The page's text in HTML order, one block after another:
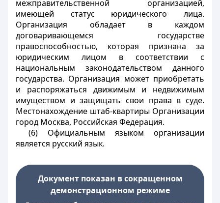
межправительственной организацией,
имеющей статус юридического лица.
Организация обладает в каждом
договаривающемся государстве
правоспособностью, которая признана за
юридическим лицом в соответствии с
национальным законодательством данного
государства. Организация может приобретать
и распоряжаться движимым и недвижимым
имуществом и защищать свои права в суде.
Местонахождение штаб-квартиры Организации
город Москва, Российская Федерация.
(6) Официальным языком организации
является русский язык.
Документ показан в сокращенном
демонстрационном режиме